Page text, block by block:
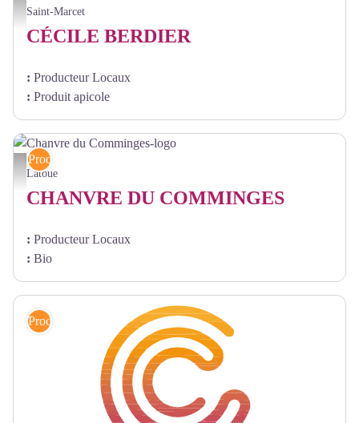
apiculteur, BERDIER Cécile, Saint Marcet - ©BERDIER Cécile
Saint-Marcet
CÉCILE BERDIER
: Producteur Locaux
: Produit apicole
Chanvre du Comminges-logo - @V.Schaeffer
Produits locaux
Latoue
CHANVRE DU COMMINGES
: Producteur Locaux
: Bio
Produits locaux